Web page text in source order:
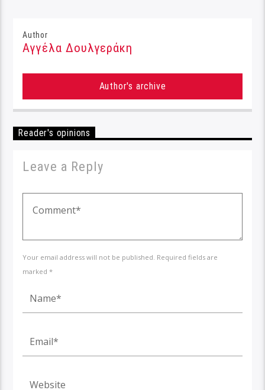
Author
Αγγέλα Δουλγεράκη
Author's archive
Reader's opinions
Leave a Reply
Your email address will not be published. Required fields are
marked *